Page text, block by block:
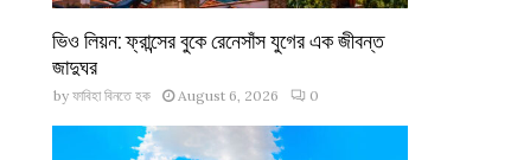
ভিও লিয়ন: ফ্রান্সের বুকে রেনেসাঁস যুগের এক জীবন্ত
জাদুঘর
by ফাবিহা বিনতে হক August 6, 2026 0